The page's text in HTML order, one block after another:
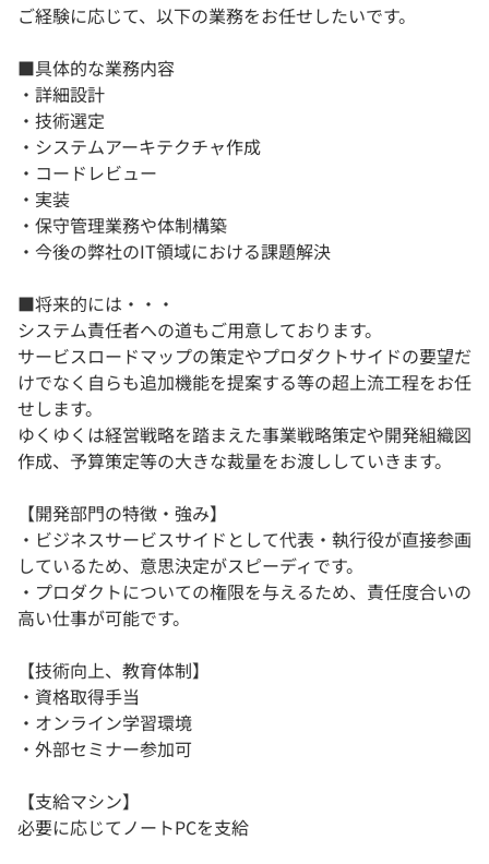
ご経験に応じて、以下の業務をお任せしたいです。
■具体的な業務内容
・詳細設計
・技術選定
・システムアーキテクチャ作成
・コードレビュー
・実装
・保守管理業務や体制構築
・今後の弊社のIT領域における課題解決
■将来的には・・・
システム責任者への道もご用意しております。
サービスロードマップの策定やプロダクトサイドの要望だ
けでなく自らも追加機能を提案する等の超上流工程をお任
せします。
ゆくゆくは経営戦略を踏まえた事業戦略策定や開発組織図
作成、予算策定等の大きな裁量をお渡ししていきます。
【開発部門の特徴・強み】
・ビジネスサービスサイドとして代表・執行役が直接参画
しているため、意思決定がスピーディです。
・プロダクトについての権限を与えるため、責任度合いの
高い仕事が可能です。
【技術向上、教育体制】
・資格取得手当
・オンライン学習環境
・外部セミナー参加可
【支給マシン】
必要に応じてノートPCを支給